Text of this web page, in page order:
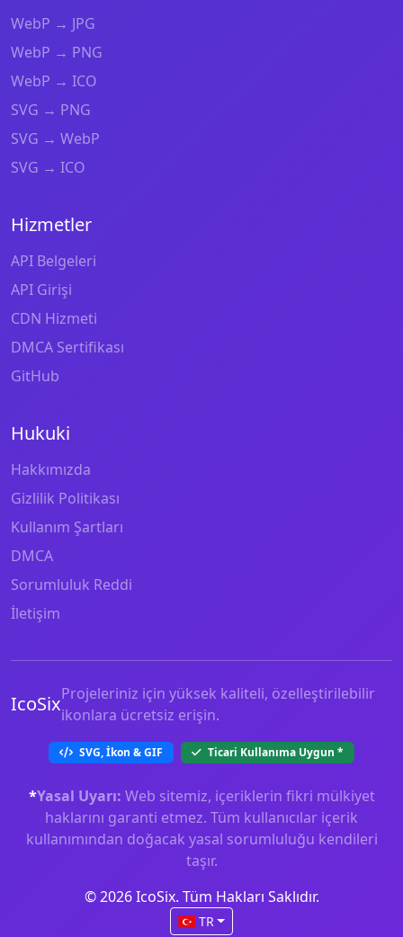
WebP → JPG
WebP → PNG
WebP → ICO
SVG → PNG
SVG → WebP
SVG → ICO
Hizmetler
API Belgeleri
API Girişi
CDN Hizmeti
DMCA Sertifikası
GitHub
Hukuki
Hakkımızda
Gizlilik Politikası
Kullanım Şartları
DMCA
Sorumluluk Reddi
İletişim
IcoSixProjeleriniz için yüksek kaliteli, özelleştirilebilir
ikonlara ücretsiz erişin.
SVG, İkon & GIF Ticari Kullanıma Uygun *
*Yasal Uyarı: Web sitemiz, içeriklerin fikri mülkiyet
haklarını garanti etmez. Tüm kullanıcılar içerik
kullanımından doğacak yasal sorumluluğu kendileri
taşır.
© 2026 IcoSix. Tüm Hakları Saklıdır.
TR